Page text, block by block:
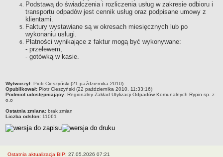
Platforma zakupowa
Zamówienia publiczne
950 lat
DZIAŁALNOŚĆ SPÓŁKI
Usługi
Majątek Spółki
DOFINANSOWANIA
Wojewódzki Fundusz Ochrony Środowiska i Gospodarki Wodnej w
Toruniu
Europejski Fundndusz Rozwoju Regionalnego
Sposoby przyjmowania i załatwiania spraw
Podstawą do świadczenia i rozliczenia usług w zakresie odbioru i
transportu odpadów jest cennik usług oraz podpisane umowy z
klientami.
Faktury wystawiane są w okresach miesięcznych lub po
wykonaniu usługi.
Płatności wynikające z faktur mogą być wykonywane:
- przelewem,
- gotówką w kasie.
metryczka
Wytworzył: Piotr Cieszyński (21 października 2010)
Opublikował: Piotr Cieszyński (22 października 2010, 11:33:16)
Podmiot udostępniający: Regionalny Zakład Utylizacji Odpadów Komunalnych Rypin sp. z
o.o
Ostatnia zmiana: brak zmian
Liczba odsłon: 11061
Ostatnia aktualizacja BIP: 27.05.2026 07:21